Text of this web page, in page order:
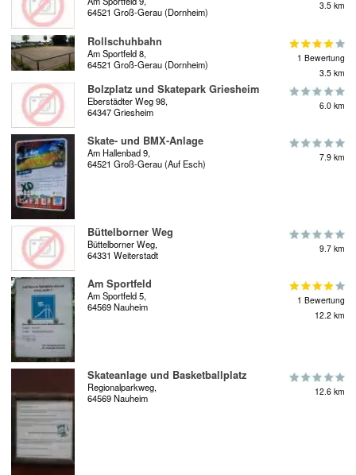
64521 Groß-Gerau (Dornheim)
3.5 km
Rollschuhbahn
Am Sportfeld 8,
64521 Groß-Gerau (Dornheim)
1 Bewertung
3.5 km
Bolzplatz und Skatepark Griesheim
Eberstädter Weg 98,
64347 Griesheim
6.0 km
Skate- und BMX-Anlage
Am Hallenbad 9,
64521 Groß-Gerau (Auf Esch)
7.9 km
Büttelborner Weg
Büttelborner Weg,
64331 Weiterstadt
9.7 km
Am Sportfeld
Am Sportfeld 5,
64569 Nauheim
1 Bewertung
12.2 km
Skateanlage und Basketballplatz
Regionalparkweg,
64569 Nauheim
12.6 km